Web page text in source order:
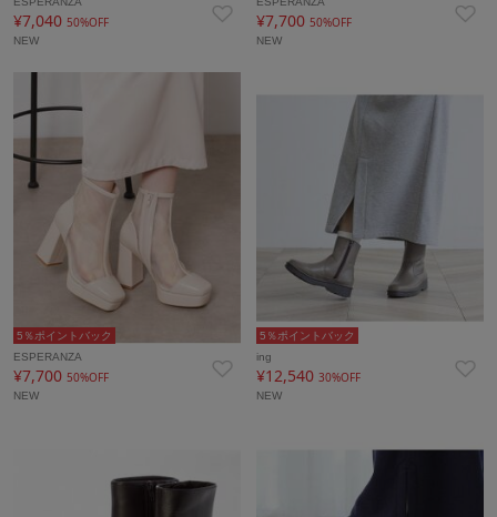
¥7,040 50%OFF
NEW
¥7,700 50%OFF
NEW
5％ポイントバック
ESPERANZA
¥7,700 50%OFF
NEW
5％ポイントバック
ing
¥12,54030%OFF
NEW